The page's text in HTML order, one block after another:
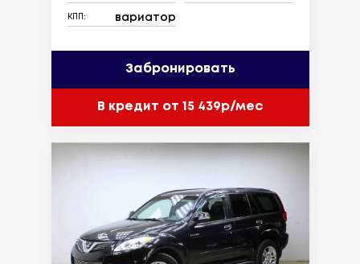
КПП: вариатор
Забронировать
В кредит от 15 439р/мес